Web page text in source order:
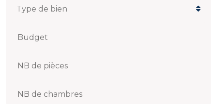
Budget
NB de pièces
NB de chambres